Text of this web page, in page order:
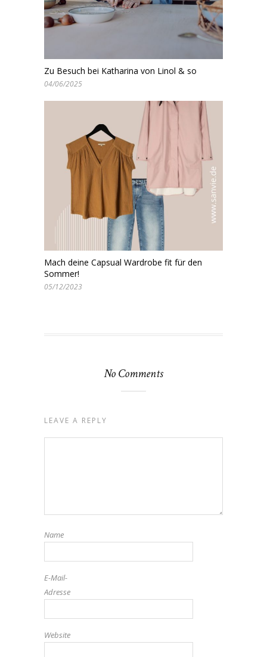
Zu Besuch bei Katharina von Linol & so
04/06/2025
Mach deine Capsual Wardrobe fit für den
Sommer!
05/12/2023
No Comments
LEAVE A REPLY
Name
E-Mail-
Adresse
Website